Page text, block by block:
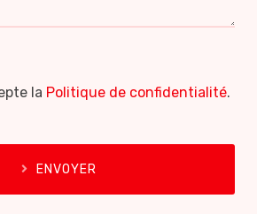
la Politique de confidentialité.
ENVOYER